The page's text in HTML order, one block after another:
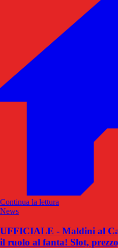
Continua la lettura
News
UFFICIALE - Maldini al
il ruolo al fanta! Slot,